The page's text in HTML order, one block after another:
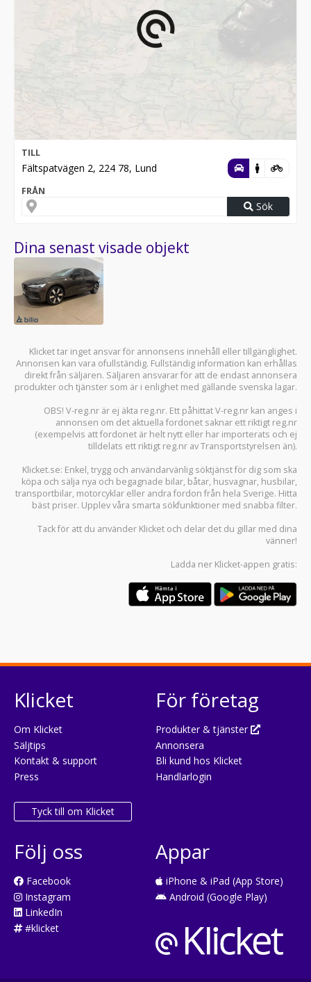
TILL
Fältspatvägen 2, 224 78, Lund
FRÅN
Sök
Dina senast visade objekt
Klicket tar inget ansvar för annonsens innehåll eller tillgänglighet.
Annonsen kan vara ofullständig. Fullständig information kan erhållas
direkt från säljaren. Säljaren ansvarar för att de endast annonsera
produkter och tjänster som är i enlighet med gällande svenska lagar.
OBS! V-reg.nr är ej äkta reg.nr. Ett påhittat V-reg.nr kan anges i
annonsen om det aktuella fordonet saknar ett riktigt reg.nr
(exempelvis att fordonet är helt nytt eller har importerats och ej
tilldelats ett riktigt reg.nr av Transportstyrelsen än).
Klicket.se: Enkel, trygg och användarvänlig söktjänst för dig som ska
köpa och sälja nya och begagnade bilar, båtar, husvagnar, husbilar,
transportbilar, motorcyklar eller andra fordon från hela Sverige. Hitta
bäst priser. Upplev våra smarta sökfunktioner med snabba filter.
Tack för att du använder Klicket och delar det du gillar med dina
vänner!
Ladda ner Klicket-appen gratis:
Klicket
Om Klicket
Säljtips
Kontakt & support
Press
Tyck till om Klicket
För företag
Produkter & tjänster
Annonsera
Bli kund hos Klicket
Handlarlogin
Följ oss
Facebook
Instagram
LinkedIn
#klicket
Appar
iPhone & iPad (App Store)
Android (Google Play)